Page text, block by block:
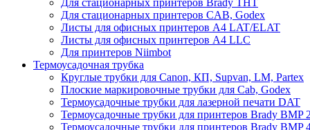
Для стационарных принтеров Brady THT
Для стационарных принтеров CAB, Godex
Листы для офисных принтеров А4 LAT/ELAT
Листы для офисных принтеров А4 LLC
Для принтеров Niimbot
Термоусадочная трубка
Круглые трубки для Canon, КП, Supvan, LM, Partex
Плоские маркировочные трубки для Cab, Godex
Термоусадочные трубки для лазерной печати DAT
Термоусадочные трубки для принтеров Brady BMP
Термоусадочные трубки для принтеров Brady BMP